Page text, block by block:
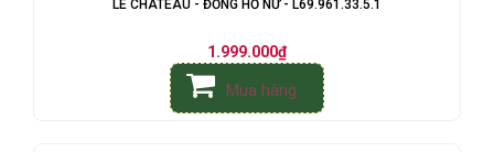
LE CHATEAU - ĐỒNG HỒ NỮ - L69.961.33.5.1
1.999.000₫
Mua hàng